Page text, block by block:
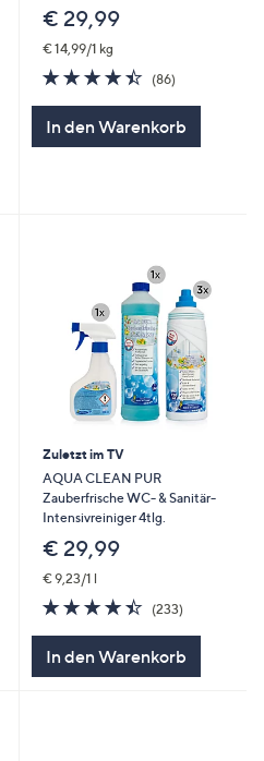
€ 29,99
€ 14,99/1 kg
4.4
von
5
(86)
In den Warenkorb
Zuletzt im TV
AQUA CLEAN PUR
Zauberfrische WC- & Sanitär-
Intensivreiniger 4tlg.
€ 29,99
€ 9,23/1 l
4.4
von
(233)
In den Warenkorb